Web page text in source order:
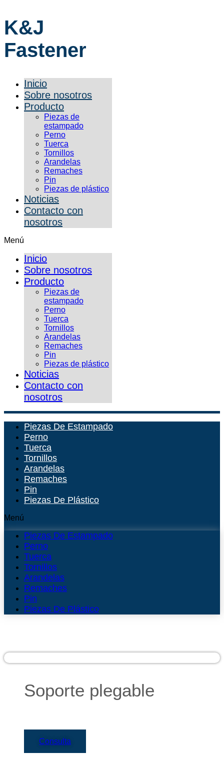
K&J
Fastener
Inicio
Sobre nosotros
Producto
Piezas de
estampado
Perno
Tuerca
Tornillos
Arandelas
Remaches
Pin
Piezas de plástico
Noticias
Contacto con
nosotros
Menú
Inicio
Sobre nosotros
Producto
Piezas de
estampado
Perno
Tuerca
Tornillos
Arandelas
Remaches
Pin
Piezas de plástico
Noticias
Contacto con
nosotros
Piezas De Estampado
Perno
Tuerca
Tornillos
Arandelas
Remaches
Pin
Piezas De Plástico
Menú
Piezas De Estampado
Perno
Tuerca
Tornillos
Arandelas
Remaches
Pin
Piezas De Plástico
Soporte plegable
Consulta